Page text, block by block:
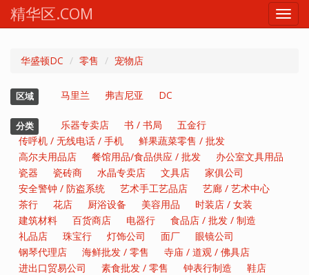
精华区.COM
华盛顿DC 零售 宠物店
区域 马里兰 弗吉尼亚 DC
分类 乐器专卖店 书 / 书局
五金行
传呼机 / 无线电话 / 手机
鲜果蔬菜零售 / 批发
高尔夫用品店
餐馆用品/食品供应 / 批发
办公室文具用品
瓷器
瓷砖商 水晶专卖店 文具店
家俱公司
安全警钟 / 防盗系统
艺术手工艺品店
艺廊 / 艺术中心
茶行
花店 厨浴设备 美容用品
时装店 / 女装
建筑材料
百货商店 电器行
食品店 / 批发 / 制造
礼品店
珠宝行 灯饰公司 面厂
眼镜公司
钢琴代理店
海鲜批发 / 零售
寺庙 / 道观 / 佛具店
进出口贸易公司
素食批发 / 零售 钟表行制造
鞋店